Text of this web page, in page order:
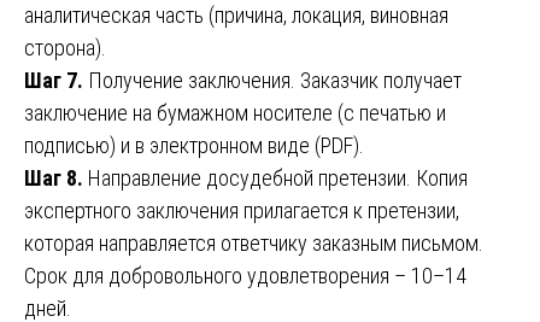
аналитическая часть (причина, локация, виновная
сторона).
Шаг 7. Получение заключения. Заказчик получает
заключение на бумажном носителе (с печатью и
подписью) и в электронном виде (PDF).
Шаг 8. Направление досудебной претензии. Копия
экспертного заключения прилагается к претензии,
которая направляется ответчику заказным письмом.
Срок для добровольного удовлетворения – 10–14
дней.